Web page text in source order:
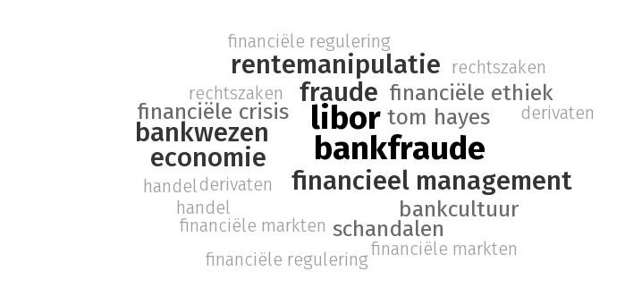
libor
bankfraude
financieel management
fraude
economie
rentemanipulatie
bankwezen
financiële crisis
financiële ethiek
tom hayes
bankcultuur
schandalen
financiële markten
rechtszaken
derivaten
financiële regulering
handel
financiële markten
rechtszaken
derivaten
financiële regulering
handel